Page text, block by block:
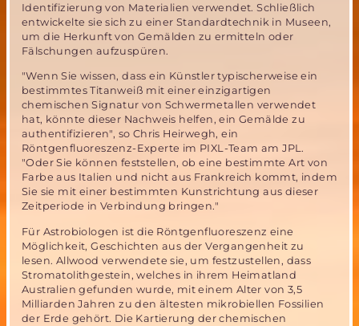
Identifizierung von Materialien verwendet. Schließlich
entwickelte sie sich zu einer Standardtechnik in Museen,
um die Herkunft von Gemälden zu ermitteln oder
Fälschungen aufzuspüren.
"Wenn Sie wissen, dass ein Künstler typischerweise ein
bestimmtes Titanweiß mit einer einzigartigen
chemischen Signatur von Schwermetallen verwendet
hat, könnte dieser Nachweis helfen, ein Gemälde zu
authentifizieren", so Chris Heirwegh, ein
Röntgenfluoreszenz-Experte im PIXL-Team am JPL.
"Oder Sie können feststellen, ob eine bestimmte Art von
Farbe aus Italien und nicht aus Frankreich kommt, indem
Sie sie mit einer bestimmten Kunstrichtung aus dieser
Zeitperiode in Verbindung bringen."
Für Astrobiologen ist die Röntgenfluoreszenz eine
Möglichkeit, Geschichten aus der Vergangenheit zu
lesen. Allwood verwendete sie, um festzustellen, dass
Stromatolithgestein, welches in ihrem Heimatland
Australien gefunden wurde, mit einem Alter von 3,5
Milliarden Jahren zu den ältesten mikrobiellen Fossilien
der Erde gehört. Die Kartierung der chemischen